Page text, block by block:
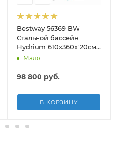
Bestway 56369 BW
Стальной бассейн
Hydrium 610х360х120см,
19929л, песч.фил.-нас
подст.
Мало
98 800 руб.
В КОРЗИНУ